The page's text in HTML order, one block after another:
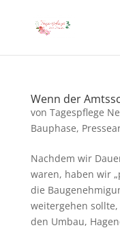
Wenn der
von Tagespflege
Bauphase,
Nachdem wir
waren, haben wir
die
weitergehen
den Umbau,